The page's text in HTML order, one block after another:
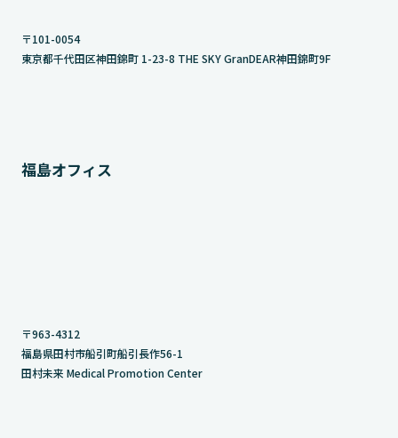
〒101-0054
東京都千代田区神田錦町 1-23-8 THE SKY GranDEAR神田錦町9F
福島オフィス
〒963-4312
福島県田村市船引町船引長作56-1
田村未来 Medical Promotion Center